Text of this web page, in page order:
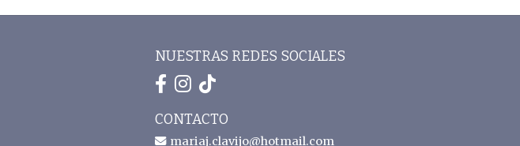
NUESTRAS REDES SOCIALES
CONTACTO
mariaj.clavijo@hotmail.com